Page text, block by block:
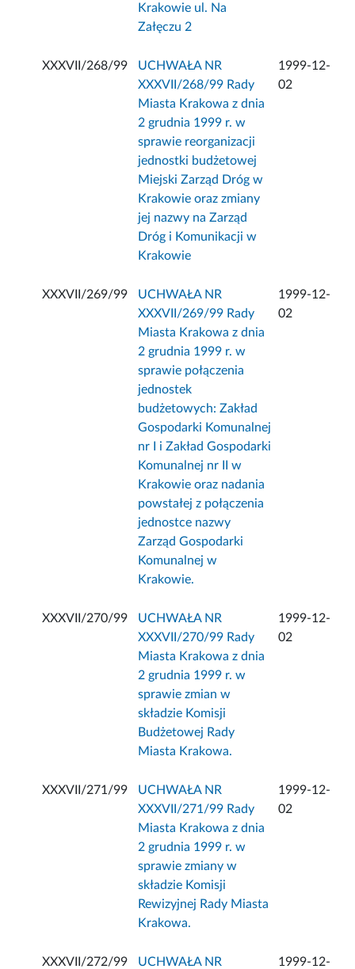
Krakowie ul. Na
Załęczu 2
XXXVII/268/99
UCHWAŁA NR
XXXVII/268/99 Rady
Miasta Krakowa z dnia
2 grudnia 1999 r. w
sprawie reorganizacji
jednostki budżetowej
Miejski Zarząd Dróg w
Krakowie oraz zmiany
jej nazwy na Zarząd
Dróg i Komunikacji w
Krakowie
1999-12-
02
XXXVII/269/99
UCHWAŁA NR
XXXVII/269/99 Rady
Miasta Krakowa z dnia
2 grudnia 1999 r. w
sprawie połączenia
jednostek
budżetowych: Zakład
Gospodarki Komunalnej
nr I i Zakład Gospodarki
Komunalnej nr II w
Krakowie oraz nadania
powstałej z połączenia
jednostce nazwy
Zarząd Gospodarki
Komunalnej w
Krakowie.
1999-12-
02
XXXVII/270/99
UCHWAŁA NR
XXXVII/270/99 Rady
Miasta Krakowa z dnia
2 grudnia 1999 r. w
sprawie zmian w
składzie Komisji
Budżetowej Rady
Miasta Krakowa.
1999-12-
02
XXXVII/271/99
UCHWAŁA NR
XXXVII/271/99 Rady
Miasta Krakowa z dnia
2 grudnia 1999 r. w
sprawie zmiany w
składzie Komisji
Rewizyjnej Rady Miasta
Krakowa.
1999-12-
02
XXXVII/272/99 UCHWAŁA NR 1999-12-